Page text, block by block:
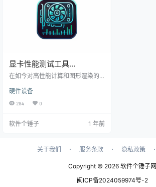
orce、AMD Radeon 和 Int…
显卡性能测试工具
StressTheGPU v1.04 繁体
在如今对高性能计算和图形渲染的
能测试成为了一个不可忽视的课
题。无论是游戏玩家、视频编辑
师，还是3D设计师，选择一款高效
得尤为重要。而在众多选择中，Stre
选。 软件概述 StressTheGPU是一
能够通过模拟极限的图形负载，全
硬件设备
284 0
软件个锤子 1 年前
关于我们 · 服务条款 · 隐私政策 ·
Copyright © 2026 软件个锤子网
闽ICP备2024059974号-2